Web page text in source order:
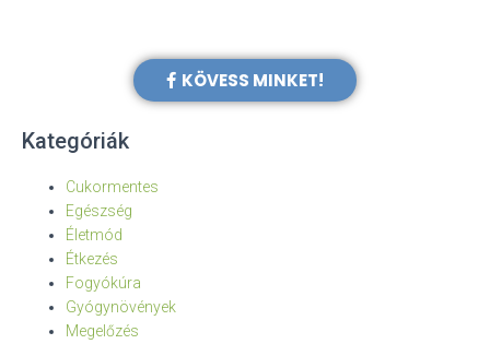
KÖVESS MINKET!
Kategóriák
Cukormentes
Egészség
Életmód
Étkezés
Fogyókúra
Gyógynövények
Megelőzés